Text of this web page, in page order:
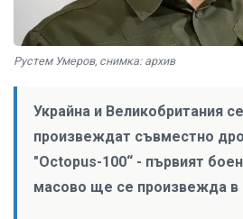
Рустем Умеров, снимка: архив
Украйна и Великобритания
произвеждат съвместно
"Octopus-100“ - първият
масово ще се произвежда в